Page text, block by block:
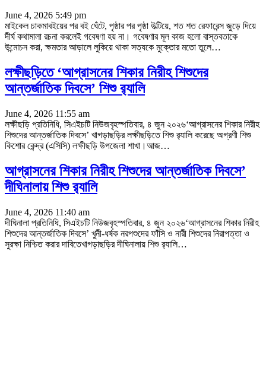
June 4, 2026 5:49 pm
মাইকেল চাকমাবইয়ের পর বই ঘেঁটে, পৃষ্ঠার পর পৃষ্ঠা উল্টিয়ে, শত শত রেফারেন্স জুড়ে দিয়ে
দীর্ঘ কথামালা রচনা করলেই গবেষণা হয় না। গবেষণার মূল কাজ হলো বাস্তবতাকে
উন্মোচন করা, ক্ষমতার আড়ালে লুকিয়ে থাকা সত্যকে মুক্তোর মতো তুলে…
লক্ষীছড়িতে ‘আগ্রাসনের শিকার নিরীহ শিশুদের
আন্তর্জাতিক দিবসে’ শিশু র‌্যালি
June 4, 2026 11:55 am
লক্ষীছড়ি প্রতিনিধি, সিএইচটি নিউজবৃহস্পতিবার, ৪ জুন ২০২৬‘আগ্রাসনের শিকার নিরীহ
শিশুদের আন্তর্জাতিক দিবসে’ খাগড়াছড়ির লক্ষীছড়িতে শিশু র‌্যালি করেছে অগ্রণী শিশু
কিশোর কেন্দ্র (এসিসি) লক্ষীছড়ি উপজেলা শাখা।আজ…
আগ্রাসনের শিকার নিরীহ শিশুদের আন্তর্জাতিক দিবসে’
দীঘিনালায় শিশু র‌্যালি
June 4, 2026 11:40 am
দীঘিনালা প্রতিনিধি, সিএইচটি নিউজবৃহস্পতিবার, ৪ জুন ২০২৬‘আগ্রাসনের শিকার নিরীহ
শিশুদের আন্তর্জাতিক দিবসে’ খুনী-ধর্ষক নরপশুদের ফাঁসি ও নারী শিশুদের নিরাপত্তা ও
সুরক্ষা নিশ্চিত করার দাবিতেখাগড়াছড়ির দীঘিনালায় শিশু র‌্যালি…